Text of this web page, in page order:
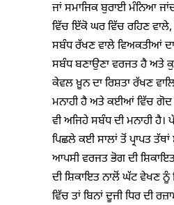
ਜਾਂ ਸਮਾਜਿਕ ਬੁਰਾਈ ਮੰਨਿਆ
ਵਿੱਚ ਇੱਕੋ ਘਰ ਵਿੱਚ ਰਹਿਣ
ਸਬੰਧ ਰੱਖਣ ਵਾਲੇ ਵਿਅਕਤੀਆਂ
ਸਬੰਧ ਬਣਾਉਣਾ ਵਰਜਤ ਹੈ ਅਤੇ
ਕੇਵਲ ਖ਼ੂਨ ਦਾ ਰਿਸ਼ਤਾ ਰੱਖਣ
ਮਨਾਹੀ ਹੈ ਅਤੇ ਕਈਆਂ ਵਿੱਚ
ਵੀ ਅਜਿਹੇ ਸਬੰਧ ਦੀ ਮਨਾਹੀ ਹੈ।
ਪਿਛਲੇ ਕਈ ਸਾਲਾਂ ਤੋਂ ਪ੍ਰਾਪਤ ਤੱਥਾਂ
ਆਪਸੀ ਵਰਜਤ ਭੋਗ ਦੀ
ਦੀ ਸ਼ਿਕਾਇਤ ਨਾਲੋਂ ਘੱਟ ਵੇਖਣ ਨੂੰ
ਵਿੱਚ ਤਾਂ ਬਿਨਾਂ ਦੂਜੀ ਧਿਰ ਦੀ